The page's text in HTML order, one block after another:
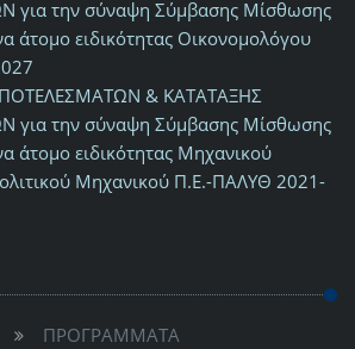
για την σύναψη Σύμβασης Μίσθωσης
άτομο ειδικότητας Οικονομολόγου
& ΚΑΤΑΤΑΞΗΣ
για την σύναψη Σύμβασης Μίσθωσης
άτομο ειδικότητας Μηχανικού
Μηχανικού Π.Ε.-ΠΑΛΥΘ 2021-
ΠΡΟΓΡΑΜΜΑΤΑ